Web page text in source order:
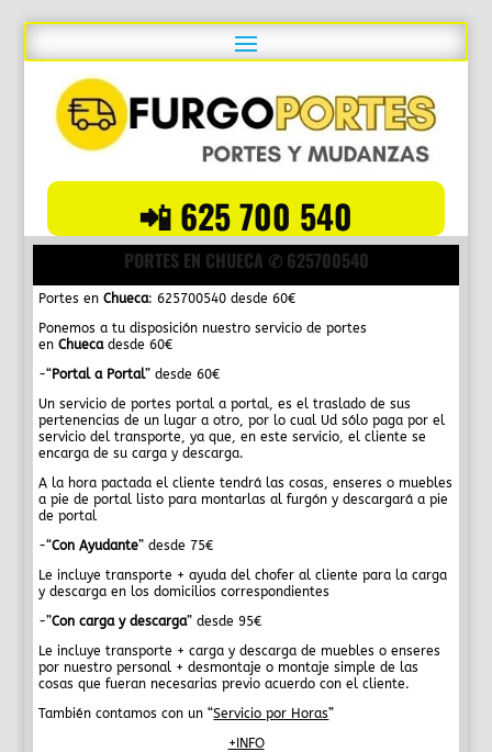
📲 625 700 540
PORTES EN CHUECA ✆ 625700540
Portes enChueca: 625700540 desde 60€
Ponemos a tu disposición nuestro servicio de portes
enChuecadesde 60€
-“Portal a Portal” desde 60€
Un servicio de portes portal a portal, es el traslado de sus
pertenencias de un lugar a otro, por lo cual Ud sólo paga por el
servicio del transporte, ya que, en este servicio, el cliente se
encarga de su carga y descarga.
A la hora pactada el cliente tendrá las cosas, enseres o muebles
a pie de portal listo para montarlas al furgón y descargará a pie
de portal
-“Con Ayudante” desde 75€
Le incluye transporte + ayuda del chofer al cliente para la carga
y descarga en los domicilios correspondientes
-”Con carga y descarga” desde 95€
Le incluye transporte + carga y descarga de muebles o enseres
por nuestro personal + desmontaje o montaje simple de las
cosas que fueran necesarias previo acuerdo con el cliente.
También contamos con un “Servicio por Horas”
+INFO